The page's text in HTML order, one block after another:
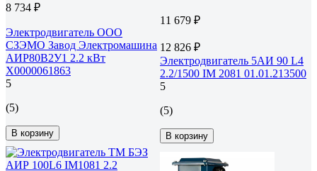
8 734 ₽
Электродвигатель ООО
СЗЭМО Завод Электромашина
АИР80В2У1 2.2 кВт
Х0000061863
5
(5)
В корзину
11 679 ₽
12 826 ₽
Электродвигатель 5АИ 90 L4
2.2/1500 IM 2081 01.01.213500
5
(5)
В корзину